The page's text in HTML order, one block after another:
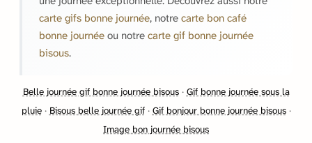
carte gifs bonne journée, notre carte bon café
bonne journée ou notre carte gif bonne journée
bisous.
Belle journée gif bonne journée bisous· Gif bonne journée sous la
pluie· Bisous belle journée gif· Gif bonjour bonne journée bisous·
Image bon journée bisous